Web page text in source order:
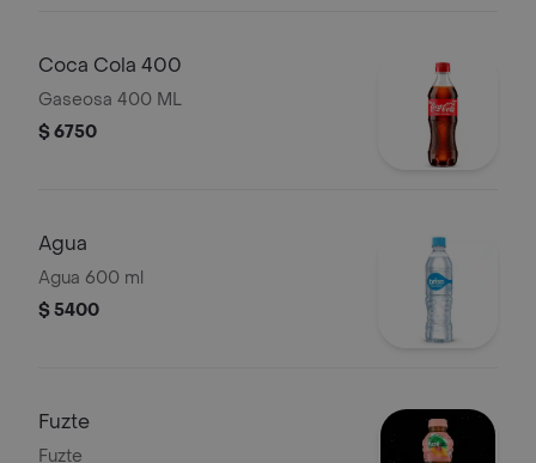
Coca Cola 400
Gaseosa 400 ML
$ 6750
Agua
Agua 600 ml
$ 5400
Fuzte
Fuzte